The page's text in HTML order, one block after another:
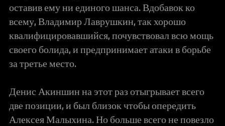
оставив ему ни единого шанса. Вдобавок ко
всему, Владимир Лаврушкин, так хорошо
квалифицировавшийся, почувствовал всю мощь
своего болида, и предпринимает атаки в борьбе
за третье место.
Денис Акиншин на этот раз отыгрывает всего
две позиции, и был близок чтобы опередить
Алексея Малыхина. Но больше всего не повезло